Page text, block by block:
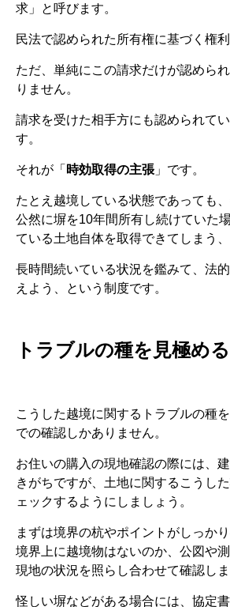
求」と呼びます。
民法で認められた所有権に基づく権利
ただ、単純にこの請求だけが認めら
りません。
請求を受けた相手方にも認められて
す。
それが「 時効取得の主張 」です。
たとえ越境している状態であっても
公然に塀を10年間所有し続けていた
ている土地自体を取得できてしまう、
長時間続いている状況を鑑みて、法
えよう、という制度です。
トラブルの種を見極める
こうした越境に関するトラブルの種
での確認しかありません。
お住いの購入の現地確認の際には、
きがちですが、土地に関するこうし
ェックするようにしましょう。
まずは境界の杭やポイントがしっか
境界上に越境物はないのか、公図や
現地の状況を照らし合わせて確認しま
怪しい塀などがある場合には、協定